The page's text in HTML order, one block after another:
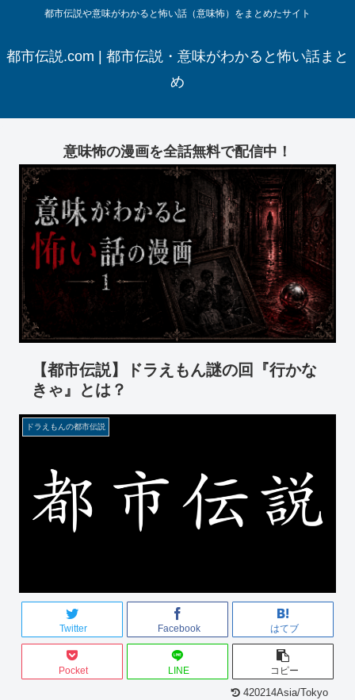
都市伝説や意味がわかると怖い話（意味怖）をまとめたサイト
都市伝説.com | 都市伝説・意味がわかると怖い話まと
め
意味怖の漫画を全話無料で配信中！
【都市伝説】ドラえもん謎の回『行かな
きゃ』とは？
ドラえもんの都市伝説
Twitter Facebook はてブ
Pocket LINE コピー
420214Asia/Tokyo